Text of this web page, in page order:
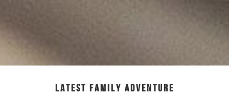
LATEST FAMILY ADVENTURE